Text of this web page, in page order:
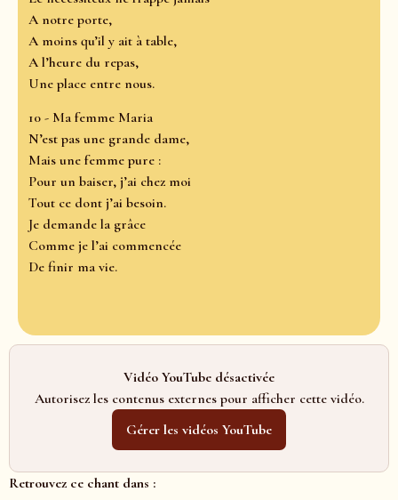
A notre porte,
A moins qu’il y ait à table,
A l’heure du repas,
Une place entre nous.
10 - Ma femme Maria
N’est pas une grande dame,
Mais une femme pure :
Pour un baiser, j’ai chez moi
Tout ce dont j’ai besoin.
Je demande la grâce
Comme je l’ai commencée
De finir ma vie.
Vidéo YouTube désactivée
Autorisez les contenus externes pour afficher cette vidéo.
Gérer les vidéos YouTube
Retrouvez ce chant dans :